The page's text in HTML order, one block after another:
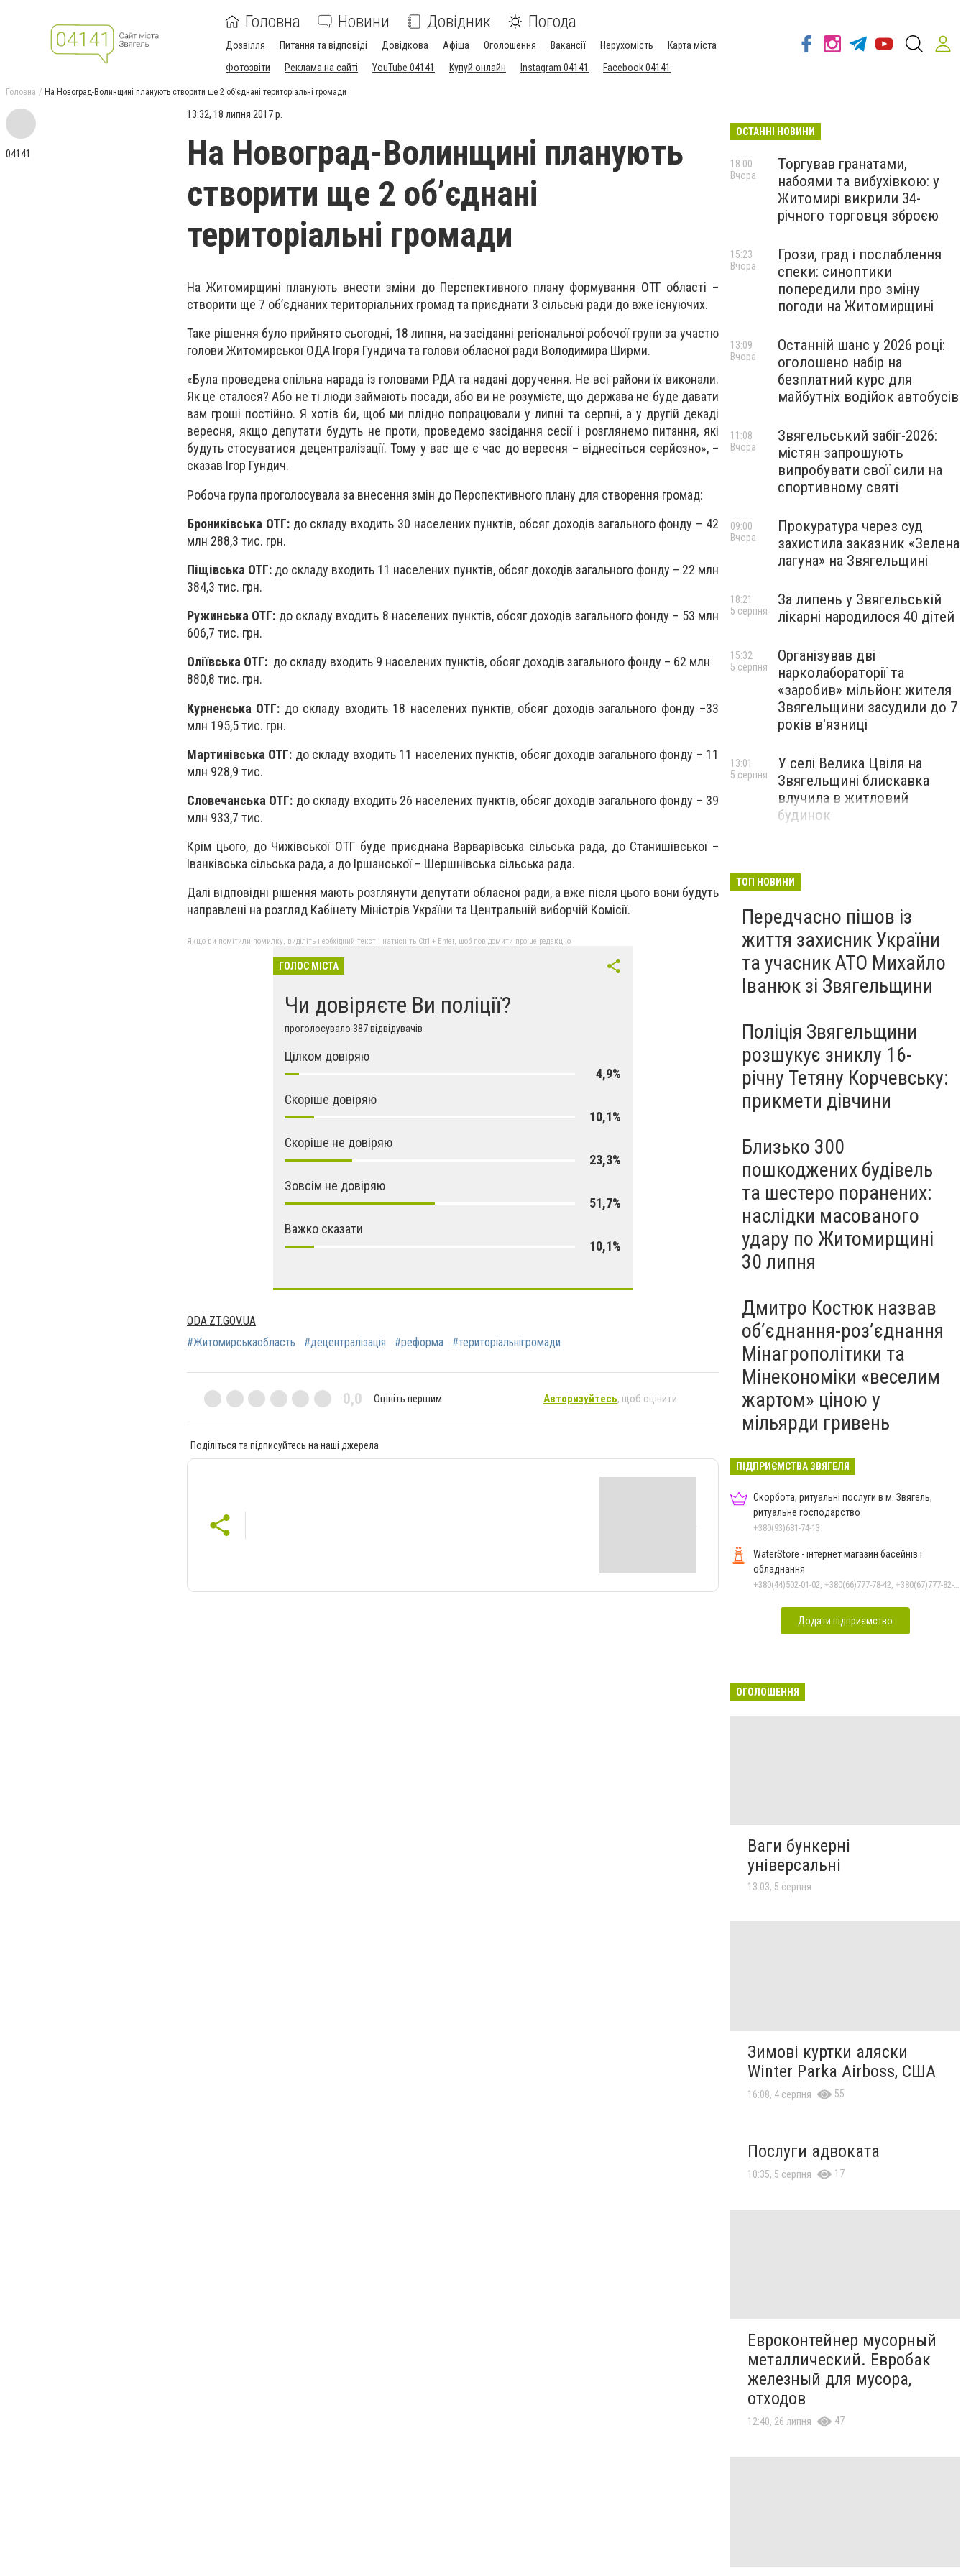
Головна Новини Довідник Погода
Дозвілля Питання та відповіді Довідкова Афіша Оголошення Вакансії Нерухомість
Карта міста
Фотозвіти
Реклама на сайті YouTube 04141 Купуй онлайн Instagram 04141 Facebook 04141
Головна На Новоград-Волинщині планують створити ще 2 об’єднані територіальні громади
04141
13:32, 18 липня 2017 р.
На Новоград-Волинщині планують
створити ще 2 об’єднані
територіальні громади
На Житомирщині планують внести зміни до Перспективного плану формування ОТГ області –
створити ще 7 об’єднаних територіальних громад та приєднати 3 сільські ради до вже існуючих.
Таке рішення було прийнято сьогодні, 18 липня, на засіданні регіональної робочої групи за участю
голови Житомирської ОДА Ігоря Гундича та голови обласної ради Володимира Ширми.
«Була проведена спільна нарада із головами РДА та надані доручення. Не всі райони їх виконали.
Як це сталося? Або не ті люди займають посади, або ви не розумієте, що держава не буде давати
вам гроші постійно. Я хотів би, щоб ми плідно попрацювали у липні та серпні, а у другій декаді
вересня, якщо депутати будуть не проти, проведемо засідання сесії і розглянемо питання, які
будуть стосуватися децентралізації. Тому у вас ще є час до вересня – віднесіться серйозно», –
сказав Ігор Гундич.
Робоча група проголосувала за внесення змін до Перспективного плану для створення громад:
Брониківська ОТГ:до складу входить 30 населених пунктів, обсяг доходів загального фонду – 42
млн 288,3 тис. грн.
Піщівська ОТГ: до складу входить 11 населених пунктів, обсяг доходів загального фонду – 22 млн
384,3 тис. грн.
Ружинська ОТГ: до складу входить 8 населених пунктів, обсяг доходів загального фонду – 53 млн
606,7 тис. грн.
Оліївська ОТГ: до складу входить 9 населених пунктів, обсяг доходів загального фонду – 62 млн
880,8 тис. грн.
Курненська ОТГ: до складу входить 18 населених пунктів, обсяг доходів загального фонду –33
млн 195,5 тис. грн.
Мартинівська ОТГ: до складу входить 11 населених пунктів, обсяг доходів загального фонду – 11
млн 928,9 тис.
Словечанська ОТГ: до складу входить 26 населених пунктів, обсяг доходів загального фонду – 39
млн 933,7 тис.
Крім цього, до Чижівської ОТГ буде приєднана Варварівська сільська рада, до Станишівської –
Іванківська сільська рада, а до Іршанської – Шершнівська сільська рада.
Далі відповідні рішення мають розглянути депутати обласної ради, а вже після цього вони будуть
направлені на розгляд Кабінету Міністрів України та Центральній виборчій Комісії.
Якщо ви помітили помилку, виділіть необхідний текст і натисніть Ctrl + Enter, щоб повідомити про це редакцію
ГОЛОС МІСТА
Чи довіряєте Ви поліції?
проголосувало 387 відвідувачів
Цілком довіряю
4,9%
Скоріше довіряю
10,1%
Скоріше не довіряю
23,3%
Зовсім не довіряю
51,7%
Важко сказати
10,1%
ODA.ZT.GOV.UA
#Житомирськаобласть
#децентралізація #реформа #територіальнігромади
0,0 Оцініть першим Авторизуйтесь, щоб оцінити
Поділіться та підписуйтесь на наші джерела
ОСТАННІ НОВИНИ
Торгував гранатами,
набоями та вибухівкою: у
Житомирі викрили 34-
річного торговця зброєю
18:00
Вчора
Грози, град і послаблення
спеки: синоптики
попередили про зміну
погоди на Житомирщині
15:23
Вчора
Останній шанс у 2026 році:
оголошено набір на
безплатний курс для
майбутніх водійок автобусів
13:09
Вчора
Звягельський забіг-2026:
містян запрошують
випробувати свої сили на
спортивному святі
11:08
Вчора
Прокуратура через суд
захистила заказник «Зелена
лагуна» на Звягельщині
09:00
Вчора
За липень у Звягельській
лікарні народилося 40 дітей
18:21
5 серпня
Організував дві
нарколабораторії та
«заробив» мільйон: жителя
Звягельщини засудили до 7
років в'язниці
15:32
5 серпня
У селі Велика Цвіля на
Звягельщині блискавка
влучила в житловий
будинок
13:01
5 серпня
ТОП НОВИНИ
Передчасно пішов із
життя захисник України
та учасник АТО Михайло
Іванюк зі Звягельщини
Поліція Звягельщини
розшукує зниклу 16-
річну Тетяну Корчевську:
прикмети дівчини
Близько 300
пошкоджених будівель
та шестеро поранених:
наслідки масованого
удару по Житомирщині
30 липня
Дмитро Костюк назвав
об’єднання-роз’єднання
Мінагрополітики та
Мінекономіки «веселим
жартом» ціною у
мільярди гривень
ПІДПРИЄМСТВА ЗВЯГЕЛЯ
Скорбота, ритуальні послуги в м. Звягель,
ритуальне господарство
+380(93)681-74-13
WaterStore - інтернет магазин басейнів і
обладнання
+380(44)502-01-02, +380(66)777-78-42, +380(67)777-82-19, +380(67)890-80-80, +380(73)890-80-80, +380(44)502-01-03
Додати підприємство
ОГОЛОШЕННЯ
Ваги бункерні
універсальні
13:03, 5 серпня
Зимові куртки аляски
Winter Parka Airboss, США
16:08, 4 серпня 55
Послуги адвоката
10:35, 5 серпня 17
Евроконтейнер мусорный
металлический. Евробак
железный для мусора,
отходов
12:40, 26 липня 47